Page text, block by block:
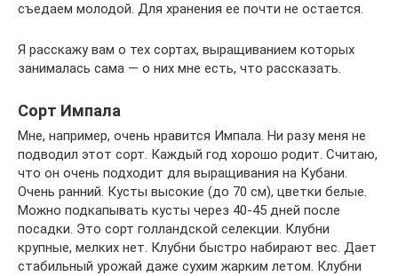
съедаем молодой. Для хранения ее почти не остается.
Я расскажу вам о тех сортах, выращиванием которых
занималась сама — о них мне есть, что рассказать.
Сорт Импала
Мне, например, очень нравится Импала. Ни разу меня не
подводил этот сорт. Каждый год хорошо родит. Считаю,
что он очень подходит для выращивания на Кубани.
Очень ранний. Кусты высокие (до 70 см), цветки белые.
Можно подкапывать кусты через 40-45 дней после
посадки. Это сорт голландской селекции. Клубни
крупные, мелких нет. Клубни быстро набирают вес. Дает
стабильный урожай даже сухим жарким летом. Клубни